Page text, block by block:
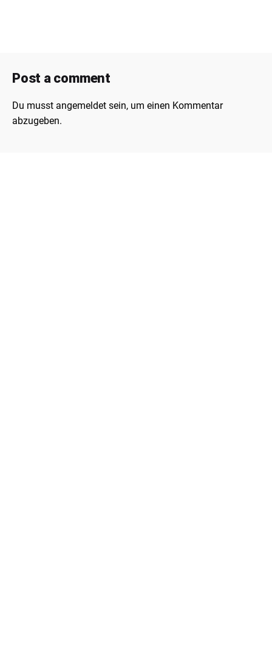
Post a comment
Du musst angemeldet sein, um einen Kommentar
abzugeben.